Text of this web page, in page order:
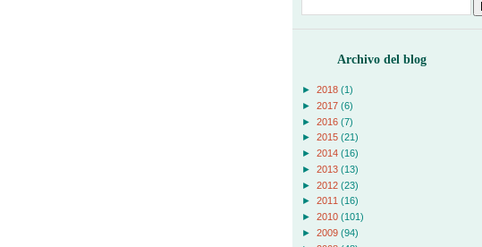
Archivo del blog
► 2018 (1)
► 2017 (6)
► 2016 (7)
► 2015 (21)
► 2014 (16)
► 2013 (13)
► 2012 (23)
► 2011 (16)
► 2010 (101)
► 2009 (94)